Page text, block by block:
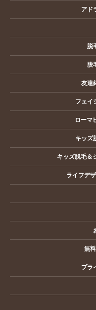
アド
脱
脱
友達
フェイ
ローマ
キッズ
キッズ脱毛＆
ライフデ
無
プラ